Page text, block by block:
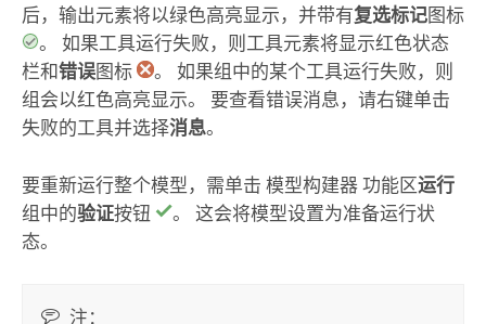
后，输出元素将以绿色高亮显示，并带有复选标记图标
。 如果工具运行失败，则工具元素将显示红色状态
栏和错误图标
。 如果组中的某个工具运行失败，则
组会以红色高亮显示。 要查看错误消息，请右键单击
失败的工具并选择消息。
要重新运行整个模型，需单击 模型构建器功能区运行
组中的验证按钮
。 这会将模型设置为准备运行状
态。
注：